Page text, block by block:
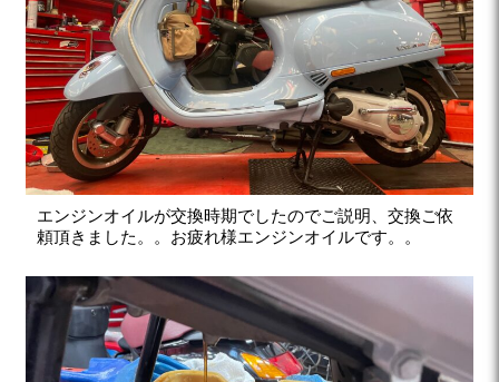
エンジンオイルが交換時期でしたのでご説明、交換ご依
頼頂きました。。お疲れ様エンジンオイルです。。